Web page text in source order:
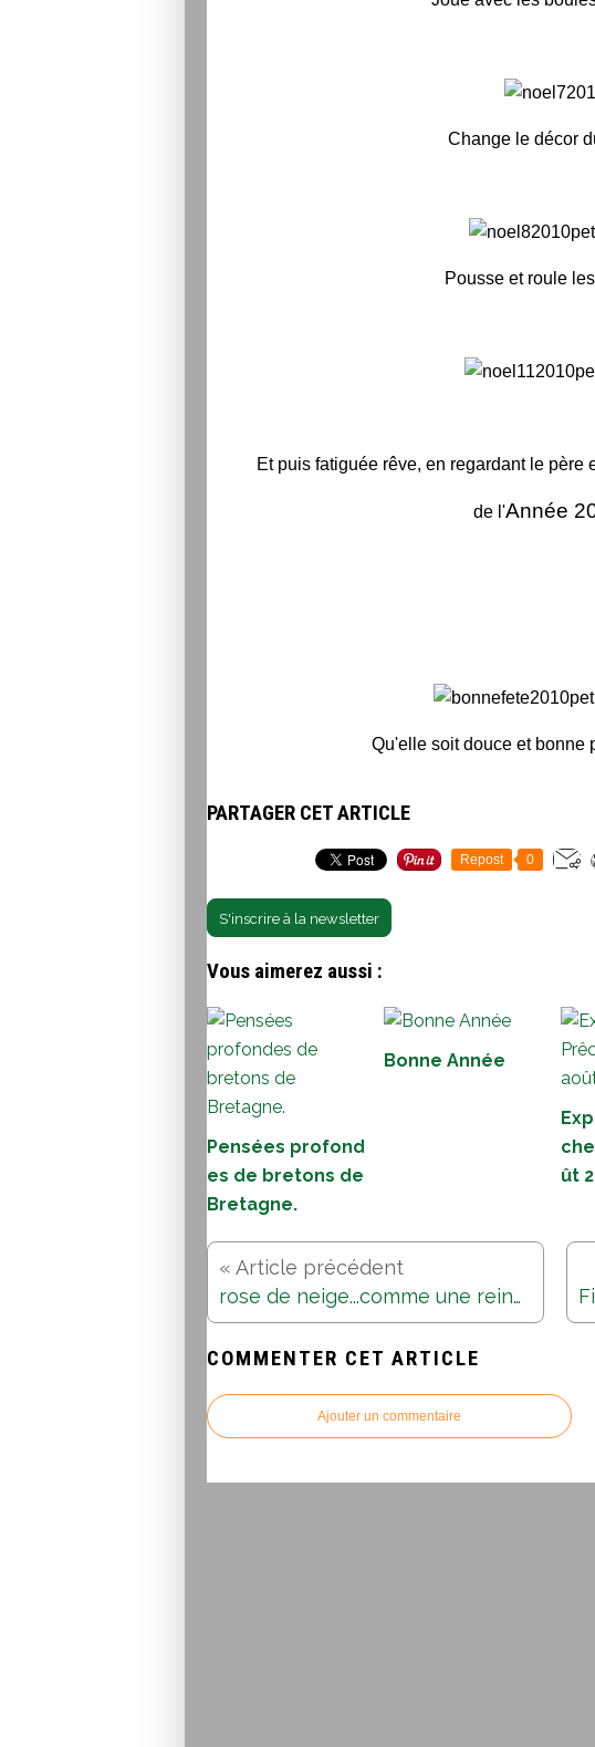
Change le décor
Pousse et roule
Et puis fatiguée rêve, en regardant le père
de l'Année
Qu'elle soit douce et bonne
PARTAGER CET ARTICLE
Repost 0
S'inscrire à la newsletter
Vous aimerez aussi :
Pensées profond
es de bretons de
Bretagne.
Bonne Année
ût
rose de neige...comme une reine...
COMMENTER CET ARTICLE
Ajouter un commentaire